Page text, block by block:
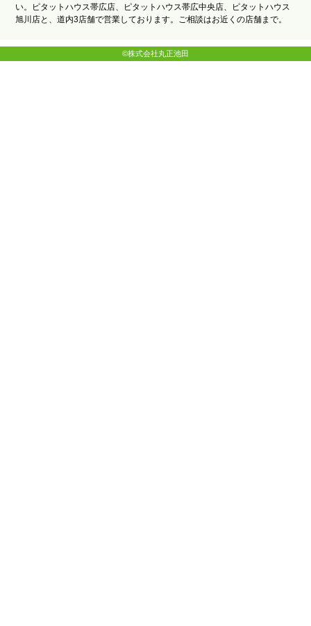
い。ピタットハウス帯広店、ピタットハウス帯広中央店、ピタットハウス
旭川店と、道内3店舗で営業しております。ご相談はお近くの店舗まで。
©株式会社丸正池田